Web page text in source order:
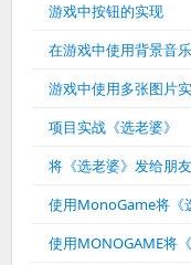
游戏中按钮的实现
在游戏中使用背景音
游戏中使用多张图片
项目实战《选老婆》
将《选老婆》发给朋
使用MonoGame将《
使用MONOGAME将